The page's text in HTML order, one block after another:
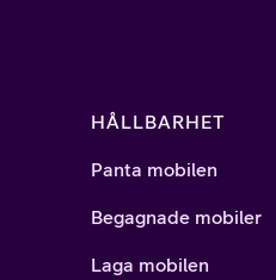
HÅLLBARHET
Panta mobilen
Begagnade mobiler
Laga mobilen